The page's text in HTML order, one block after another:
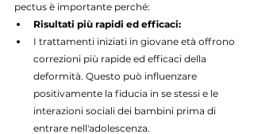
pectus è importante perché:
Risultati più rapidi ed efficaci:
I trattamenti iniziati in giovane età offrono
correzioni più rapide ed efficaci della
deformità. Questo può influenzare
positivamente la fiducia in se stessi e le
interazioni sociali dei bambini prima di
entrare nell'adolescenza.